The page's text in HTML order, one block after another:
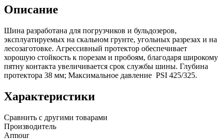
Описание
Шина разработана для погрузчиков и бульдозеров,
эксплуатируемых на скальном грунте, угольных разрезах и на
лесозаготовке. Агрессивный протектор обеспечивает
хорошую стойкость к порезам и пробоям, благодаря широкому
пятну контакта увеличивается срок службы шины. Глубина
протектора 38 мм; Максимальное давление PSI 425/325.
Характеристики
Сравнить с другими товарами
Производитель
Armour